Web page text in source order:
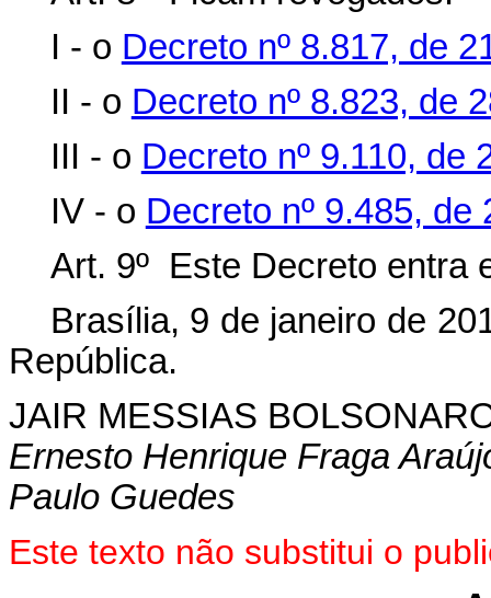
I - o Decreto nº 8.817, de
II - o Decreto nº 8.823, de
III - o Decreto nº 9.110, de
IV - o Decreto nº 9.485,
Art. 9º Este Decreto entra
Brasília, 9 de janeiro de
República.
JAIR MESSIAS
Ernesto Henrique Fraga
Paulo Guedes
Este texto não substitui o